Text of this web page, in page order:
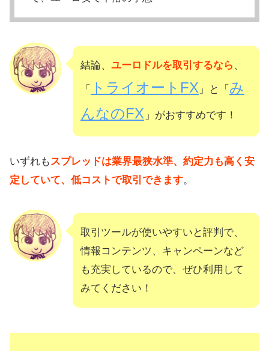
結論、 ユーロドルを取引するなら 、
「 トライオートFX 」と「 み
んなのFX 」がおすすめです！
いずれも スプレッドは業界最狭水準、約定力も高く安
定していて、低コストで取引できます。
取引ツールが使いやすいと評判で、
情報コンテンツ、キャンペーンなど
も充実しているので、ぜひ利用して
みてください！